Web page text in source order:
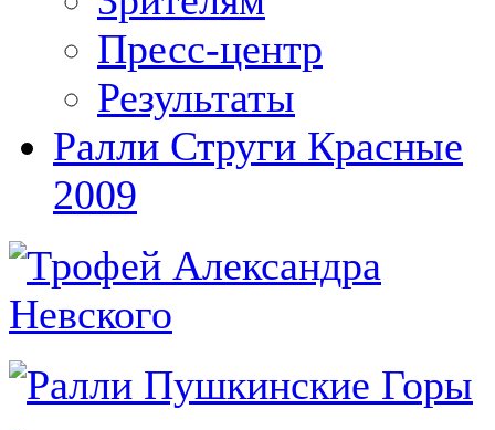
Пресс-центр
Результаты
Ралли Струги Красные
2009